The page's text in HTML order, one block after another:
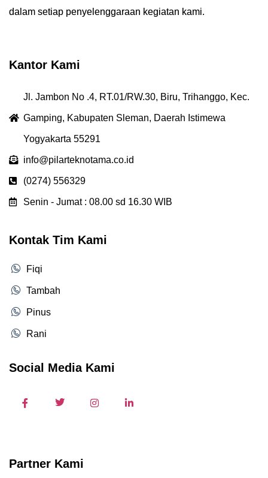
dalam setiap penyelenggaraan kegiatan kami.
Kantor Kami
Jl. Jambon No .4, RT.01/RW.30, Biru, Trihanggo, Kec.
Gamping, Kabupaten Sleman, Daerah Istimewa
Yogyakarta 55291
info@pilarteknotama.co.id
(0274) 556329
Senin - Jumat : 08.00 sd 16.30 WIB
Kontak Tim Kami
Fiqi
Tambah
Pinus
Rani
Social Media Kami
Partner Kami